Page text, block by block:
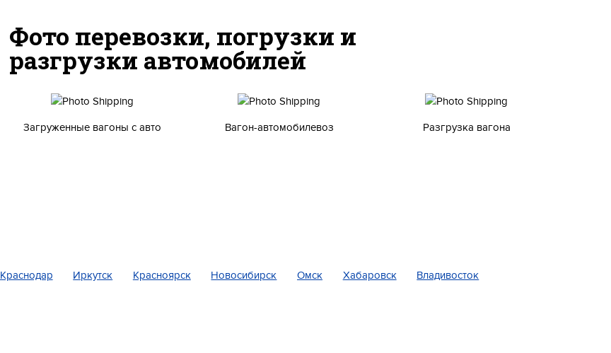
Фото перевозки, погрузки и
разгрузки автомобилей
Загруженные вагоны с авто Вагон-автомобилевоз Разгрузка вагона
Краснодар Иркутск Красноярск Новосибирск Омск Хабаровск Владивосток